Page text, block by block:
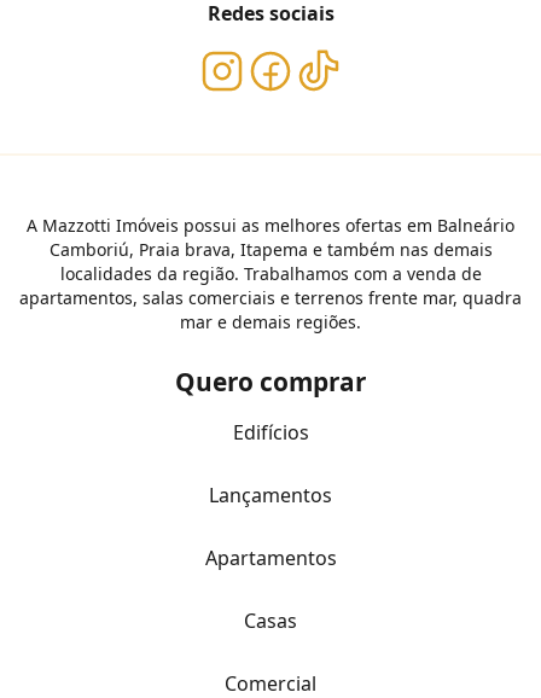
Redes sociais
A Mazzotti Imóveis possui as melhores ofertas em Balneário
Camboriú, Praia brava, Itapema e também nas demais
localidades da região. Trabalhamos com a venda de
apartamentos, salas comerciais e terrenos frente mar, quadra
mar e demais regiões.
Quero comprar
Edifícios
Lançamentos
Apartamentos
Casas
Comercial